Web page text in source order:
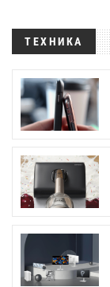
ТЕХНИКА